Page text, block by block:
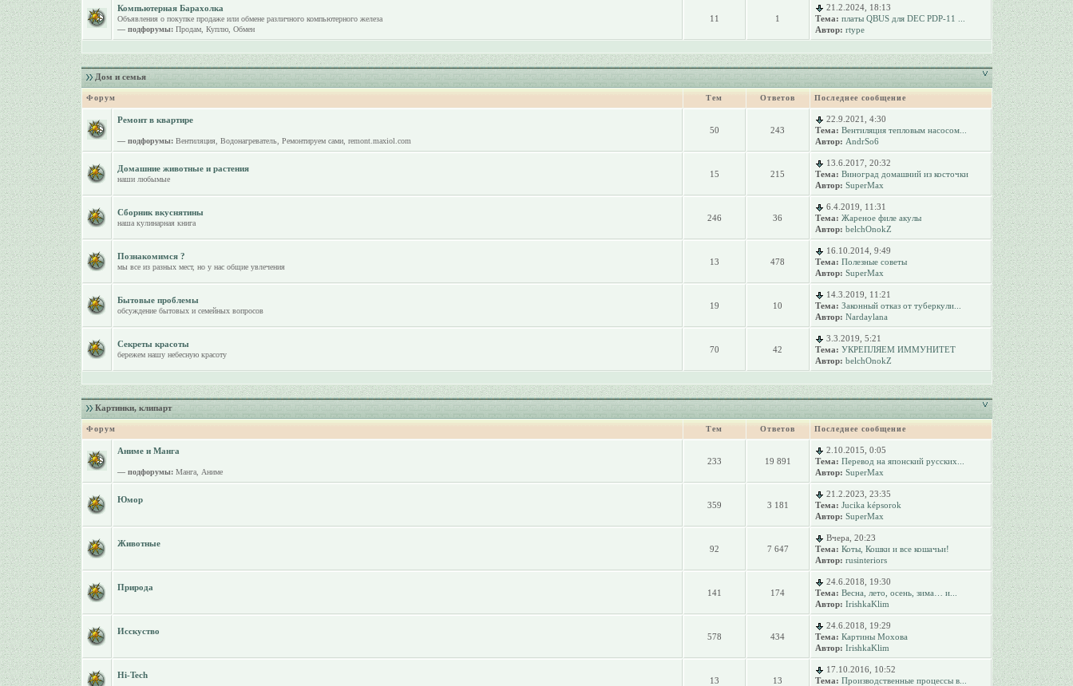
Компьютерная Барахолка
Объявления о покупке продаже или обмене различного компьютерного железа
— подфорумы: Продам, Куплю, Обмен
11 1
21.2.2024, 18:13
Тема: платы QBUS для DEC PDP-11 ...
Автор: rtype
Дом и семья
Форум Тем Ответов Последнее сообщение
Ремонт в квартире
— подфорумы: Вентиляция, Водонагреватель, Ремонтируем сами, remont.maxiol.com
50 243
22.9.2021, 4:30
Тема: Вентиляция тепловым насосом...
Автор: AndrSo6
Домашние животные и растения
наши любымые
15 215
13.6.2017, 20:32
Тема: Виноград домашний из косточки
Автор: SuperMax
Сборник вкуснятины
наша кулинарная книга
246 36
6.4.2019, 11:31
Тема: Жареное филе акулы
Автор: belchOnokZ
Познакомимся ?
мы все из разных мест, но у нас общие увлечения
13 478
16.10.2014, 9:49
Тема: Полезные советы
Автор: SuperMax
Бытовые проблемы
обсуждение бытовых и семейных вопросов
19 10
14.3.2019, 11:21
Тема: Законный отказ от туберкули...
Автор: Nardaylana
Секреты красоты
бережем нашу небесную красоту
70 42
3.3.2019, 5:21
Тема: УКРЕПЛЯЕМ ИММУНИТЕТ
Автор: belchOnokZ
Картинки, клипарт
Форум Тем Ответов Последнее сообщение
Аниме и Манга
— подфорумы: Манга, Аниме
233 19 891
2.10.2015, 0:05
Тема: Перевод на японский русских...
Автор: SuperMax
Юмор
359 3 181
21.2.2023, 23:35
Тема: Jucika képsorok
Автор: SuperMax
Животные
92 7 647
Вчера, 20:23
Тема: Коты, Кошки и все кошачьи!
Автор: rusinteriors
Природа
141 174
24.6.2018, 19:30
Тема: Весна, лето, осень, зима… и...
Автор: IrishkaKlim
Исскуство
578 434
24.6.2018, 19:29
Тема: Картины Мохова
Автор: IrishkaKlim
Hi-Tech
13 13
17.10.2016, 10:52
Тема: Производственные процессы в...